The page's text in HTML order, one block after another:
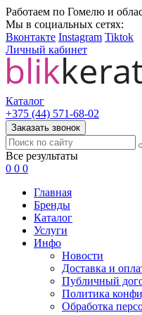
Работаем по Гомелю и
Мы в социальных сетях:
Вконтакте Instagram Tiktok
Личный кабинет
Каталог
+375 (44) 571-68-02
Заказать звонок
Все результаты
0 0 0
Главная
Бренды
Каталог
Услуги
Инфо
Новости
Доставка и
Публичный
Политика
Обработка